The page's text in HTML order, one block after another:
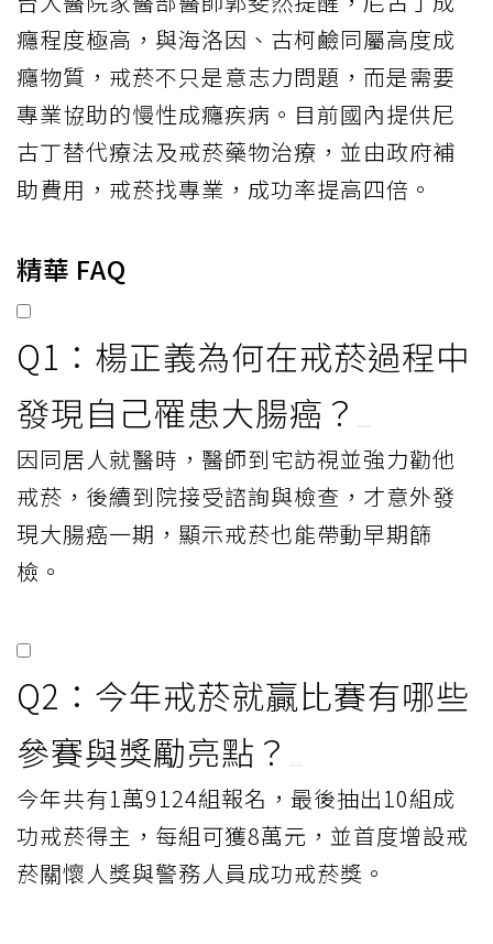
癮程度極高，與海洛因、古柯鹼同屬高度成
癮物質，戒菸不只是意志力問題，而是需要
專業協助的慢性成癮疾病。目前國內提供尼
古丁替代療法及戒菸藥物治療，並由政府補
助費用，戒菸找專業，成功率提高四倍。
精華 FAQ
Q1：楊正義為何在戒菸過程中
發現自己罹患大腸癌？
因同居人就醫時，醫師到宅訪視並強力勸他
戒菸，後續到院接受諮詢與檢查，才意外發
現大腸癌一期，顯示戒菸也能帶動早期篩
檢。
Q2：今年戒菸就贏比賽有哪些
參賽與獎勵亮點？
今年共有1萬9124組報名，最後抽出10組成
功戒菸得主，每組可獲8萬元，並首度增設戒
菸關懷人獎與警務人員成功戒菸獎。